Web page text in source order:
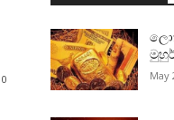
0 May